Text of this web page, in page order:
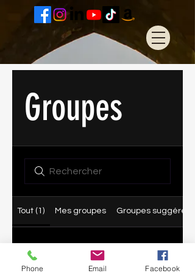
Groupes
Tout (1) Mes groupes Groupes suggérés
30-Day Get
Phone Email Facebook